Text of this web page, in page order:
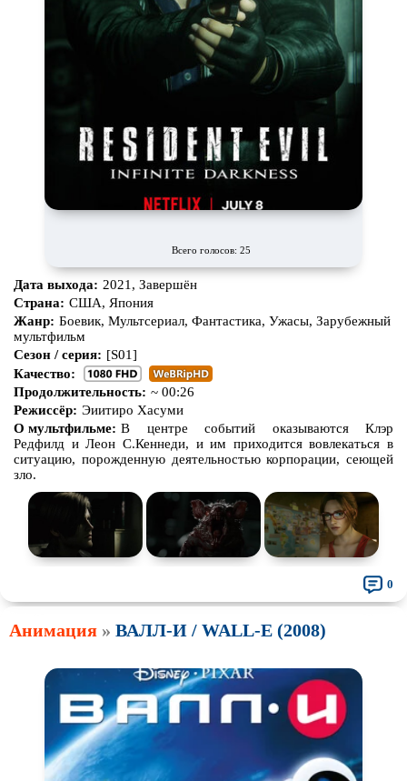
Кубик в Кубе Перевод Кураж-Бамбей
Пеплум Подростковаяжестокость
Призраки
Про богов Про богатых
Про ведьм
Про викингов Про выживание
Про деревню Про динозавров
Про драконов
Про зомби
Про корабли и подводные
лодки
Про любовь
убийц
Про мафию
Про оборотней
Про пиратов
Про путешествия Про роботов
Про рыцарей Про самолёты
Про супергероев Про танки
Про танцы Про тюрьму
Про футбол Про хакеров
Про хоккей и фигурное
Про шпионов
Про Юристов иАдвокатов документальный
Режиссёрская версия Роуд-муви
Всего голосов: 25
Дата выхода: 2021, Завершён
Страна: США, Япония
Жанр: Боевик, Мультсериал, Фантастика, Ужасы, Зарубежный
мультфильм
Сезон / серия: [S01]
Качество:
Продолжительность: ~ 00:26
Режиссёр: Эиитиро Хасуми
О мультфильме: В центре событий оказываются Клэр
Редфилд и Леон С.Кеннеди, и им приходится вовлекаться в
ситуацию, порожденную деятельностью корпорации, сеющей
зло.
0
Анимация » ВАЛЛ-И / WALL-E (2008)